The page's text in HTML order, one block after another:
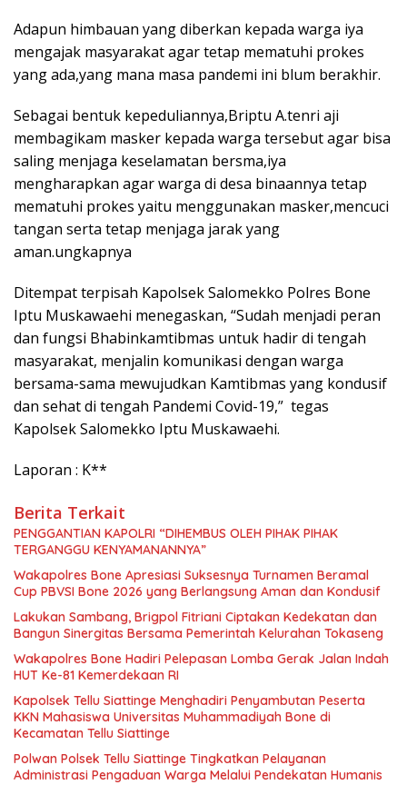
Adapun himbauan yang diberkan kepada warga iya
mengajak masyarakat agar tetap mematuhi prokes
yang ada,yang mana masa pandemi ini blum berakhir.
Sebagai bentuk kepeduliannya,Briptu A.tenri aji
membagikam masker kepada warga tersebut agar bisa
saling menjaga keselamatan bersma,iya
mengharapkan agar warga di desa binaannya tetap
mematuhi prokes yaitu menggunakan masker,mencuci
tangan serta tetap menjaga jarak yang
aman.ungkapnya
Ditempat terpisah Kapolsek Salomekko Polres Bone
Iptu Muskawaehi menegaskan, “Sudah menjadi peran
dan fungsi Bhabinkamtibmas untuk hadir di tengah
masyarakat, menjalin komunikasi dengan warga
bersama-sama mewujudkan Kamtibmas yang kondusif
dan sehat di tengah Pandemi Covid-19,” tegas
Kapolsek Salomekko Iptu Muskawaehi.
Laporan : K**
Berita Terkait
PENGGANTIAN KAPOLRI “DIHEMBUS OLEH PIHAK PIHAK
TERGANGGU KENYAMANANNYA”
Wakapolres Bone Apresiasi Suksesnya Turnamen Beramal
Cup PBVSI Bone 2026 yang Berlangsung Aman dan Kondusif
Lakukan Sambang, Brigpol Fitriani Ciptakan Kedekatan dan
Bangun Sinergitas Bersama Pemerintah Kelurahan Tokaseng
Wakapolres Bone Hadiri Pelepasan Lomba Gerak Jalan Indah
HUT Ke-81 Kemerdekaan RI
Kapolsek Tellu Siattinge Menghadiri Penyambutan Peserta
KKN Mahasiswa Universitas Muhammadiyah Bone di
Kecamatan Tellu Siattinge
Polwan Polsek Tellu Siattinge Tingkatkan Pelayanan
Administrasi Pengaduan Warga Melalui Pendekatan Humanis